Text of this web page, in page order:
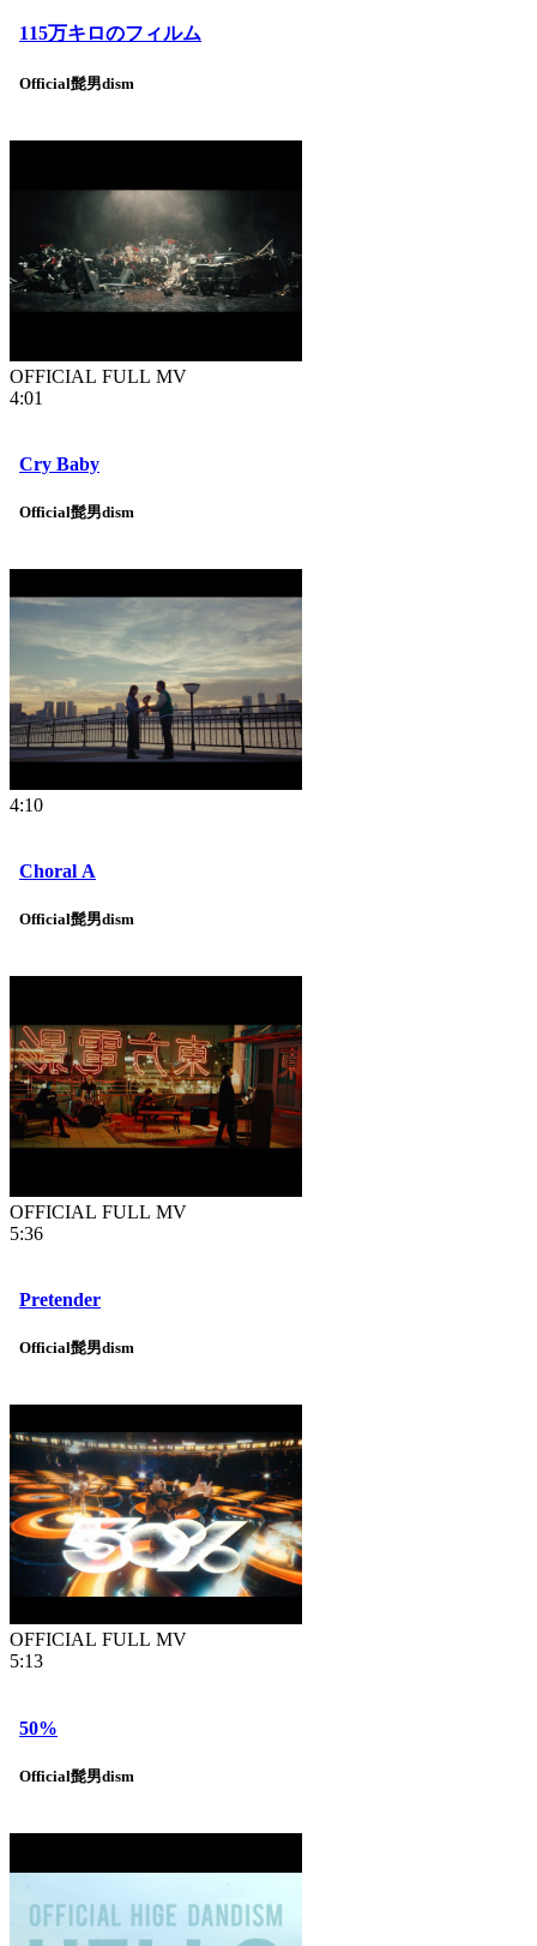
115万キロのフィルム
Official髭男dism
OFFICIAL FULL MV
4:01
Cry Baby
Official髭男dism
4:10
Choral A
Official髭男dism
OFFICIAL FULL MV
5:36
Pretender
Official髭男dism
OFFICIAL FULL MV
5:13
50%
Official髭男dism